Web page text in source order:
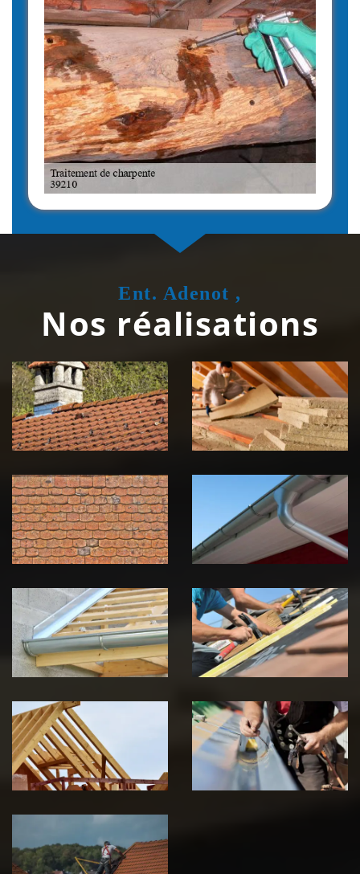
Ent. Adenot ,
Nos réalisations
Couvreur
zingueur 39
Jura
Isolation de
toiture 39
Jura
démoussage de
toiture 39
Jura
pose de
gouttière 39
Jura
Pose de
Chéneau 39
Jura
Réparation de
toiture 39
Jura
Traitement de
charpente 39
Jura
Travaux de
zinguerie 39
Jura
Urgence fuite
de toiture 39
Jura